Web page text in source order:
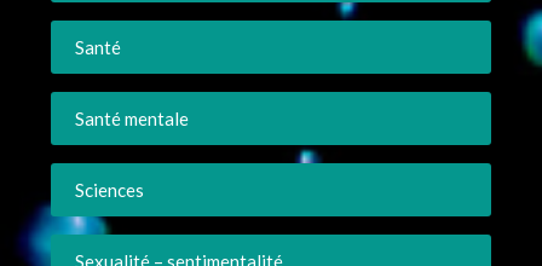
Santé
Santé mentale
Sciences
Sexualité – sentimentalité